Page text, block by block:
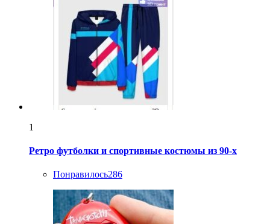
1
Ретро футболки и спортивные костюмы из 90-х
Понравилось286